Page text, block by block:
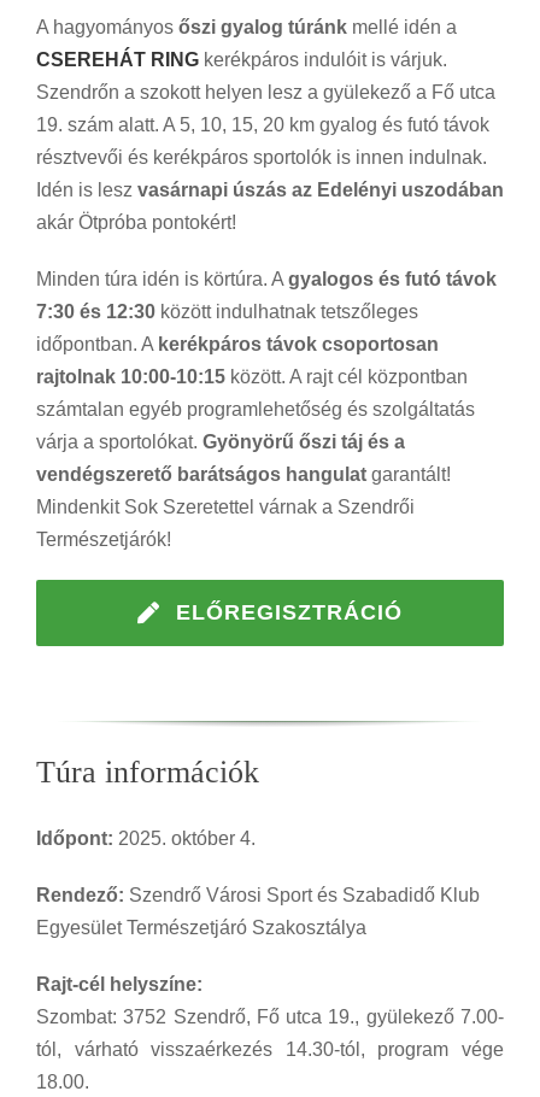
A hagyományos őszi gyalog túránk mellé idén a
CSEREHÁT RING kerékpáros indulóit is várjuk.
Szendrőn a szokott helyen lesz a gyülekező a Fő utca
19. szám alatt. A 5, 10, 15, 20 km gyalog és futó távok
résztvevői és kerékpáros sportolók is innen indulnak.
Idén is lesz vasárnapi úszás az Edelényi uszodában
akár Ötpróba pontokért!
Minden túra idén is körtúra. A gyalogos és futó távok
7:30 és 12:30 között indulhatnak tetszőleges
időpontban. A kerékpáros távok csoportosan
rajtolnak 10:00-10:15 között. A rajt cél központban
számtalan egyéb programlehetőség és szolgáltatás
várja a sportolókat. Gyönyörű őszi táj és a
vendégszerető barátságos hangulat garantált!
Mindenkit Sok Szeretettel várnak a Szendrői
Természetjárók!
ELŐREGISZTRÁCIÓ
Túra információk
Időpont: 2025. október 4.
Rendező: Szendrő Városi Sport és Szabadidő Klub
Egyesület Természetjáró Szakosztálya
Rajt-cél helyszíne:
Szombat: 3752 Szendrő, Fő utca 19., gyülekező 7.00-
tól, várható visszaérkezés 14.30-tól, program vége
18.00.